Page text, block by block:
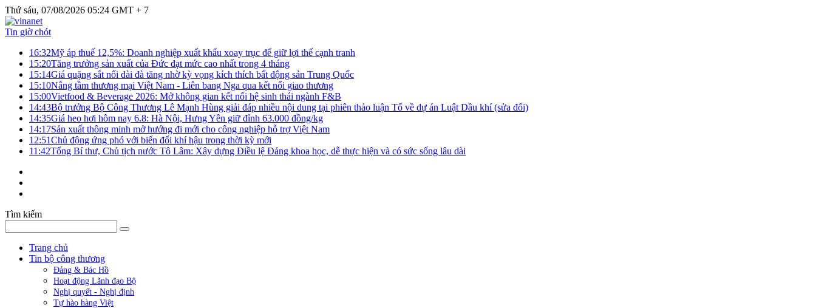
Thứ sáu, 07/08/2026 05:24 GMT + 7
Tin giờ chót
16:32Mỹ áp thuế 12,5%: Doanh nghiệp xuất khẩu xoay trục để giữ lợi thế cạnh tranh
15:20Tăng trưởng sản xuất của Đức đạt mức cao nhất trong 4 tháng
15:14Giá quặng sắt nối dài đà tăng nhờ kỳ vọng kích thích bất động sản Trung Quốc
15:10Nâng tầm thương mại Việt Nam - Liên bang Nga qua kết nối giao thương
15:00Vietfood & Beverage 2026: Mở không gian kết nối hệ sinh thái ngành F&B
14:43Bộ trưởng Bộ Công Thương Lê Mạnh Hùng giải đáp nhiều nội dung tại phiên thảo luận Tổ về dự án Luật Dầu khí (sửa đổi)
14:35Giá heo hơi hôm nay 6.8: Hà Nội, Hưng Yên giữ đỉnh 63.000 đồng/kg
14:17Sản xuất thông minh mở hướng đi mới cho công nghiệp hỗ trợ Việt Nam
12:51Chủ động ứng phó với biến đổi khí hậu trong thời kỳ mới
11:42Tổng Bí thư, Chủ tịch nước Tô Lâm: Xây dựng Điều lệ Đảng khoa học, dễ thực hiện và có sức sống lâu dài
Tìm kiếm
Trang chủ
Tin bộ công thương
Đảng & Bác Hồ
Hoạt động Lãnh đạo Bộ
Nghị quyết - Nghị định
Tự hào hàng Việt